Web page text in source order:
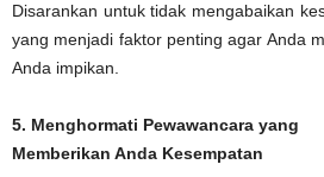
Disarankan untuk tidak mengabaikan
yang menjadi faktor penting agar Anda
Anda impikan.
5. Menghormati Pewawancara yang
Memberikan Anda Kesempatan